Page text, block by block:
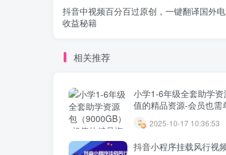
抖音中视频百分百过原创，一键翻译国外
收益秘籍
相关推荐
小学1-6年级全套助学
值的精品资源-会员也需
2025-10-17 10:36:53
抖音小程序挂载风行视